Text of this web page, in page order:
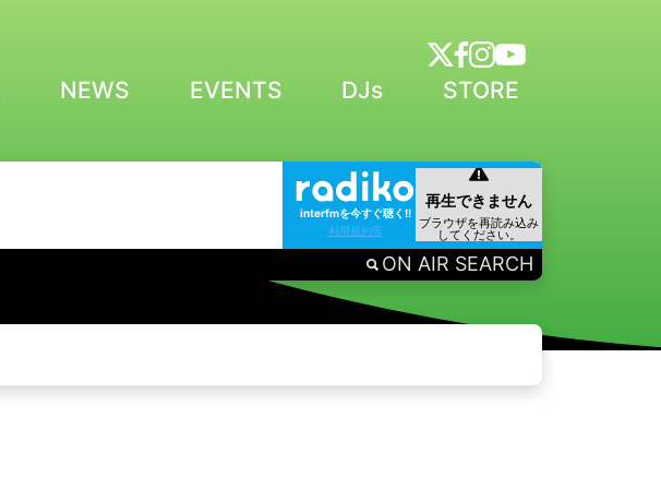
NEWS EVENTS DJs STORE
interfmを今すぐ聴く!!
利用規約等
ON AIR SEARCH